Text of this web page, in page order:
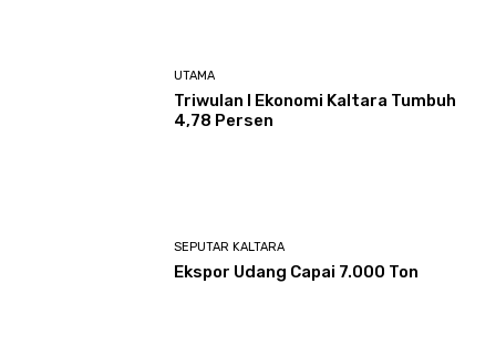
UTAMA
Triwulan I Ekonomi Kaltara Tumbuh
4,78 Persen
SEPUTAR KALTARA
Ekspor Udang Capai 7.000 Ton